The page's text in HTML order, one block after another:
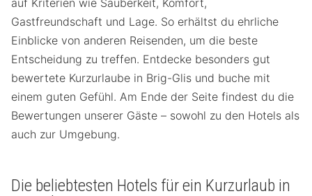
auf Kriterien wie Sauberkeit, Komfort,
Gastfreundschaft und Lage. So erhältst du ehrliche
Einblicke von anderen Reisenden, um die beste
Entscheidung zu treffen. Entdecke besonders gut
bewertete Kurzurlaube in Brig-Glis und buche mit
einem guten Gefühl. Am Ende der Seite findest du die
Bewertungen unserer Gäste – sowohl zu den Hotels als
auch zur Umgebung.
Die beliebtesten Hotels für ein Kurzurlaub in